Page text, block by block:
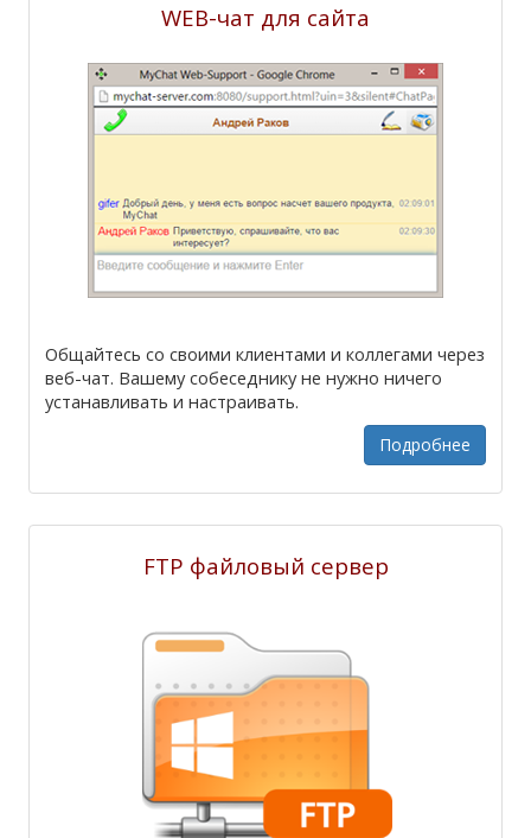
WEB-чат для сайта
Общайтесь со своими клиентами и коллегами через
веб-чат. Вашему собеседнику не нужно ничего
устанавливать и настраивать.
Подробнее
FTP файловый сервер